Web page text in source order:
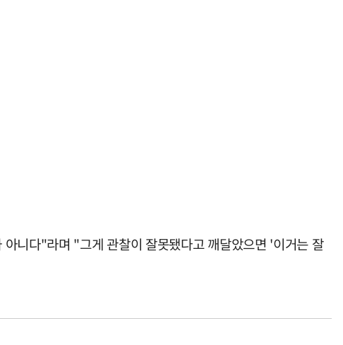
니다"라며 "그게 관찰이 잘못됐다고 깨달았으면 '이거는 잘